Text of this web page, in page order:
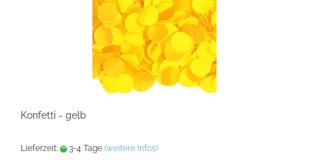
Konfetti - gelb
Lieferzeit: 3-4 Tage (weitere Infos)